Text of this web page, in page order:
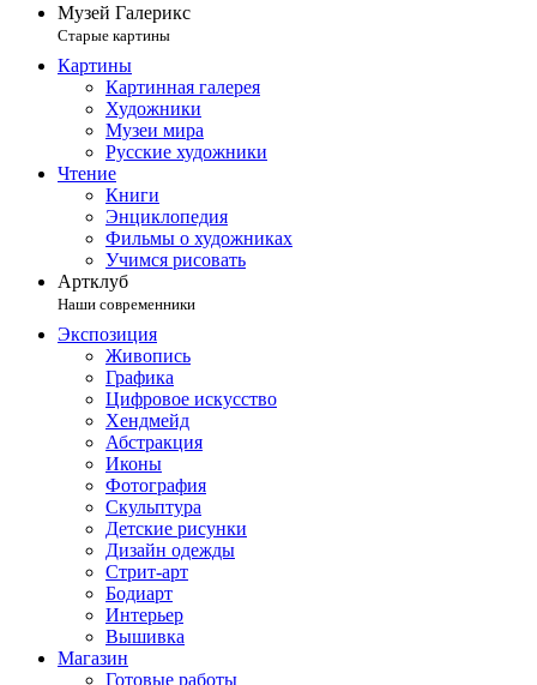
Музей Галерикс
Старые картины
Картины
Картинная галерея
Художники
Музеи мира
Русские художники
Чтение
Книги
Энциклопедия
Фильмы о художниках
Учимся рисовать
Артклуб
Наши современники
Экспозиция
Живопись
Графика
Цифровое искусство
Хендмейд
Абстракция
Иконы
Фотография
Скульптура
Детские рисунки
Дизайн одежды
Стрит-арт
Бодиарт
Интерьер
Вышивка
Магазин
Готовые работы